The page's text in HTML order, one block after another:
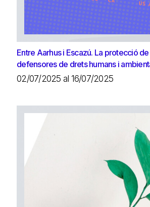
Entre Aarhus i Escazú. La protecció
defensores de drets humans i
02/07/2025 al 16/07/2025